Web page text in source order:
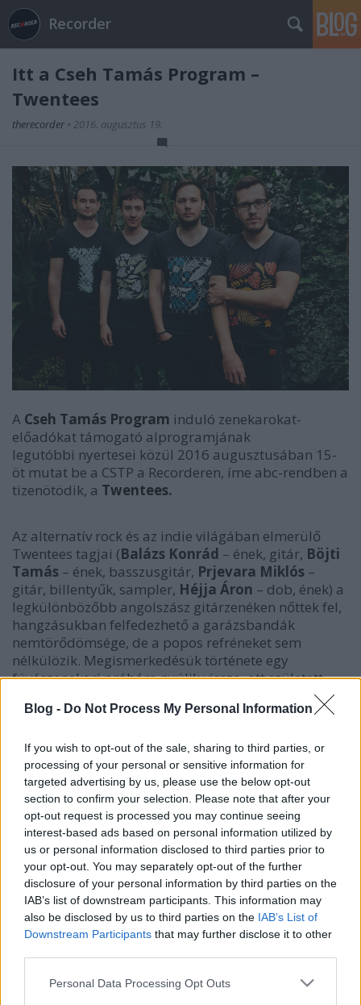
Blog - Do Not Process My Personal Information
If you wish to opt-out of the sale, sharing to third parties, or
processing of your personal or sensitive information for
targeted advertising by us, please use the below opt-out
section to confirm your selection. Please note that after your
opt-out request is processed you may continue seeing
interest-based ads based on personal information utilized by
us or personal information disclosed to third parties prior to
your opt-out. You may separately opt-out of the further
disclosure of your personal information by third parties on the
IAB’s list of downstream participants. This information may
also be disclosed by us to third parties on the IAB’s List of
Downstream Participants that may further disclose it to other
Please note that this website/app uses one or more Google
Personal Data Processing Opt Outs
Recorder
Itt a Cseh Tamás Program –
Twentees
therecorder • 2016. augusztus 19.
A Cseh Tamás Program induló zenekarokat-
előadókat támogató alprogramjának
legutóbbi nyertesei közül 2016 augusztusában 15-
öt mutat be a CSTP a Recorderen, íme abc-rendben a
tizenötödik, a Twentees.
Az alternatív rock és az indie világában elmerülő
Twentees tagjai (Balázs Konrád – ének, gitár, Böjti
Tamás – ének, basszusgitár, Prjevara Miklós –
gitár, billentyűk, sampler, Héjja Áron – dob, ének) a
legkülönbözőbb angolszász gitárzenéken nőttek fel,
hangzásukban felfedezhető a garázsbandák
nemtörődömsége, de a popos refréneket sem
nélkülözik. Megismerkedésük története egy
fúvószenekari próbára nyúlik vissza, ott született
slágeres, klippel is megtámogatott2Face -szel,
melyet aNever Get Enough-hoz forgott videó
követett. Azóta folyamatosan koncerteznek
Budapesten és vidéken egyaránt, több alkalommal
voltak már aHoneybeastelőzenekara is, 2012-es
alakulásuk óta több mint 60 fellépésen vannak túl. A
2015-ösDunai Regattazenei tehetségkutatóján az
első helyet szerezték meg, 2014 novemberében a
KERETblog tehetségkutatójáról különdíjat hoztak
el. Bemutatkozó nagylemezük 2015 márciusában
jelent megSing, Dance, Cry címmel. A debütalbumot
követőBoldogság Kht. című daluk rotációban került
Petőfi Rádióműsorába, emellett több vidéki
rádióban is napi szinten szólal meg a zenéjük.